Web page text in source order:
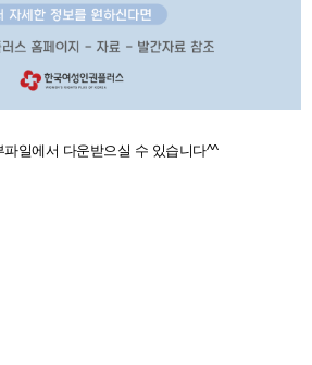
파일에서 다운받으실 수 있습니다^^